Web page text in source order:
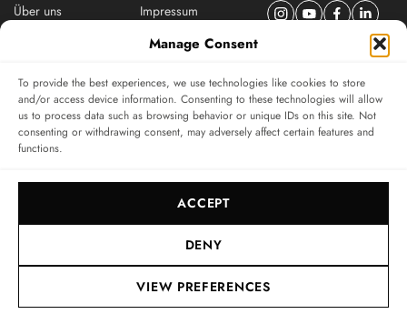
Manage Consent
To provide the best experiences, we use technologies like cookies to store
and/or access device information. Consenting to these technologies will allow
us to process data such as browsing behavior or unique IDs on this site. Not
consenting or withdrawing consent, may adversely affect certain features and
functions.
ACCEPT
DENY
VIEW PREFERENCES
Über uns
Impressum
Datenschutzerklärung
ABONNIEREN SIE DEN SWISSWATCHES NEWSLETTER
Das unabhängige Magazin für Uhren-Connaisseurs
SUBSCRIBE
© 2017-2026, SWISSWATCHES MEDIA GMBH